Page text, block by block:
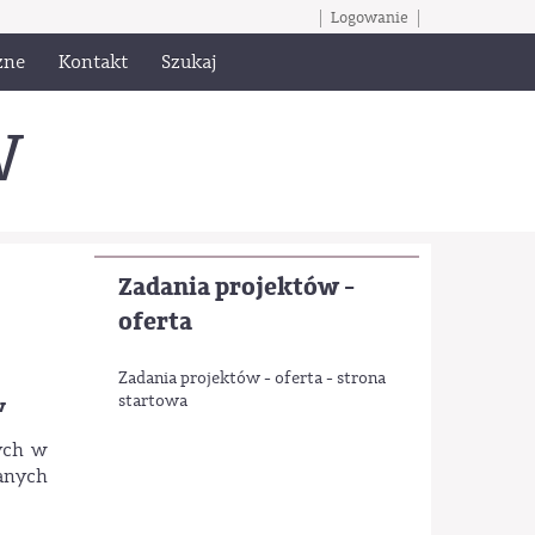
Logowanie
Kontakt Szukaj
Zadania projektów -
oferta
Zadania projektów - oferta - strona
startowa
w